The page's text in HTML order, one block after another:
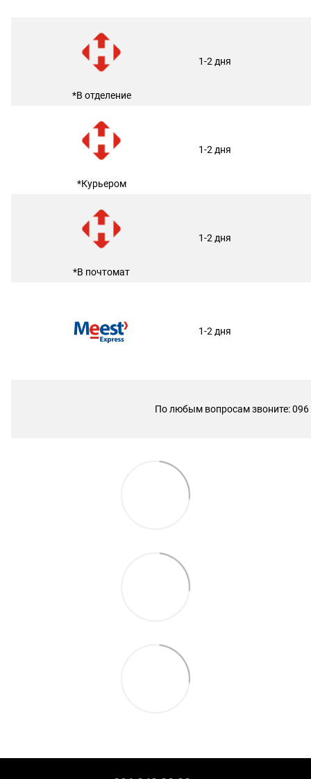
*В отделение
1-2 дня
*Курьером
1-2 дня
*В почтомат
1-2 дня
1-2 дня
По любым вопросам звоните: 096